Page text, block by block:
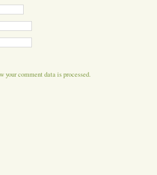
your comment data is processed.